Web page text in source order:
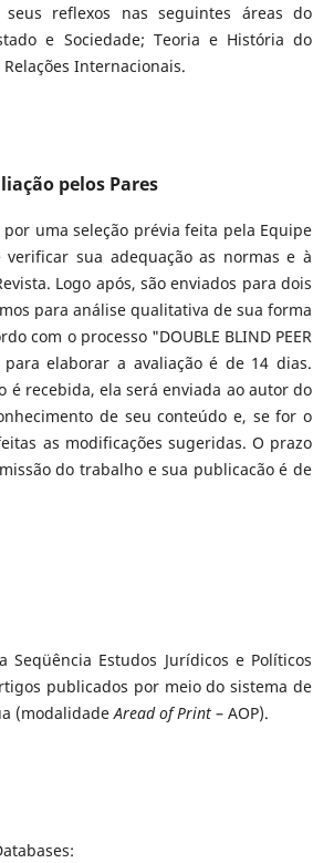
seus reflexos nas seguintes áreas do
e Sociedade; Teoria e História do
Internacionais.
pelos Pares
uma seleção prévia feita pela Equipe
sua adequação as normas e à
Logo após, são enviados para dois
para análise qualitativa de sua forma
com o processo "DOUBLE BLIND PEER
para elaborar a avaliação é de 14 dias.
é recebida, ela será enviada ao autor do
de seu conteúdo e, se for o
as modificações sugeridas. O prazo
do trabalho e sua publicacão é de
Seqüência Estudos Jurídicos e Políticos
publicados por meio do sistema de
(modalidadeAread of Print– AOP).